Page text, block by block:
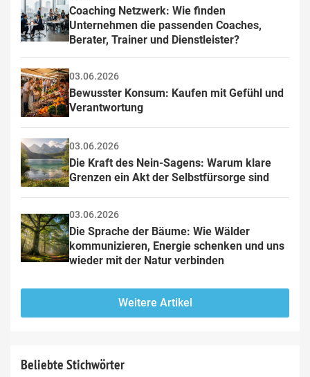
Coaching Netzwerk: Wie finden
Unternehmen die passenden Coaches,
Berater, Trainer und Dienstleister?
03.06.2026
Bewusster Konsum: Kaufen mit Gefühl und
Verantwortung
03.06.2026
Die Kraft des Nein-Sagens: Warum klare
Grenzen ein Akt der Selbstfürsorge sind
03.06.2026
Die Sprache der Bäume: Wie Wälder
kommunizieren, Energie schenken und uns
wieder mit der Natur verbinden
Weitere Artikel
Beliebte Stichwörter